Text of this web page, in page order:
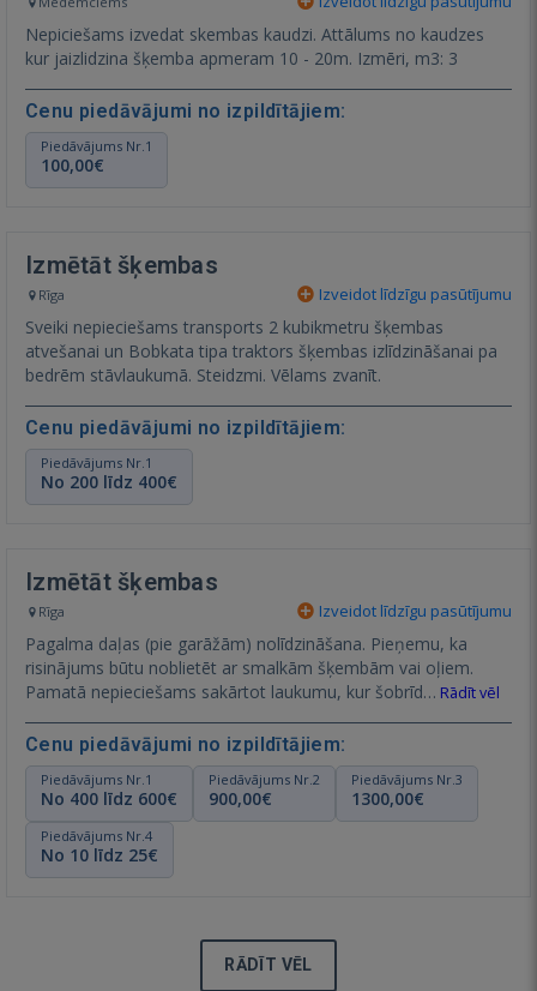
Nepiciešams izvedat skembas kaudzi. Attālums no kaudzes
kur jaizlidzina šķemba apmeram 10 - 20m. Izmēri, m3: 3
Cenu piedāvājumi no izpildītājiem:
Piedāvājums Nr.1
100,00€
Izmētāt šķembas
Rīga Izveidot līdzīgu pasūtījumu
Sveiki nepieciešams transports 2 kubikmetru šķembas
atvešanai un Bobkata tipa traktors šķembas izlīdzināšanai pa
bedrēm stāvlaukumā. Steidzmi. Vēlams zvanīt.
Cenu piedāvājumi no izpildītājiem:
Piedāvājums Nr.1
No 200 līdz 400€
Izmētāt šķembas
Rīga Izveidot līdzīgu pasūtījumu
Pagalma daļas (pie garāžām) nolīdzināšana. Pieņemu, ka
risinājums būtu noblietēt ar smalkām šķembām vai oļiem.
Pamatā nepieciešams sakārtot laukumu, kur šobrīd… Rādīt vēl
Cenu piedāvājumi no izpildītājiem:
Piedāvājums Nr.1
No 400 līdz 600€
Piedāvājums Nr.2
900,00€
Piedāvājums Nr.3
1300,00€
Piedāvājums Nr.4
No 10 līdz 25€
RĀDĪT VĒL